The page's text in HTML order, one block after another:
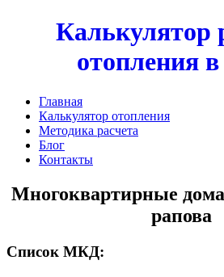
Калькулятор
отопления
Главная
Калькулятор отопления
Методика расчета
Блог
Контакты
Многоквартирные
рапова
Список МКД: